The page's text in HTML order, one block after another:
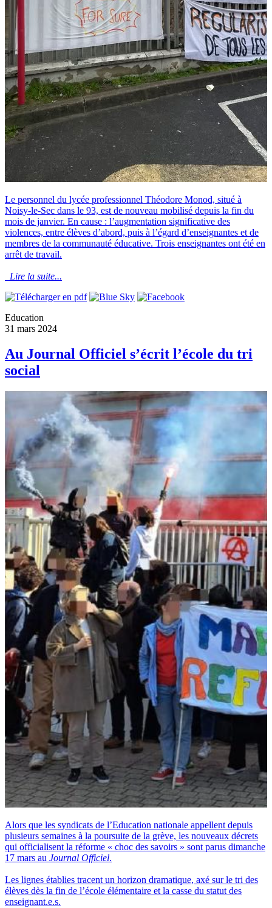
Le personnel du lycée professionnel Théodore Monod, situé à
Noisy-le-Sec dans le 93, est de nouveau mobilisé depuis la fin du
mois de janvier. En cause : l’augmentation significative des
violences, entre élèves d’abord, puis à l’égard d’enseignantes et de
membres de la communauté éducative. Trois enseignantes ont été en
arrêt de travail.
Lire la suite...
Education
31 mars 2024
Au Journal Officiel s’écrit l’école du tri
social
Alors que les syndicats de l’Education nationale appellent depuis
plusieurs semaines à la poursuite de la grève, les nouveaux décrets
qui officialisent la réforme « choc des savoirs » sont parus dimanche
17 mars au Journal Officiel.
Les lignes établies tracent un horizon dramatique, axé sur le tri des
élèves dès la fin de l’école élémentaire et la casse du statut des
enseignant.e.s.